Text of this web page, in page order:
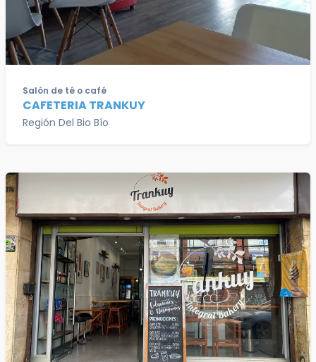
Salón de té o café
CAFETERIA TRANKUY
Región Del Bio Bío